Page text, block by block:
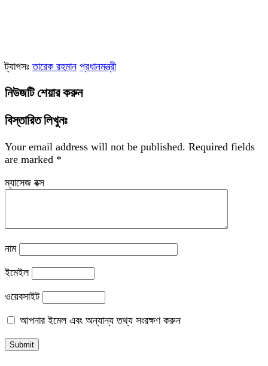
ট্যাগসঃতারেক রহমান প্রধানমন্ত্রী
নিউজটি শেয়ার করুন
বিস্তারিত লিখুনঃ
Your email address will not be published. Required fields
are marked *
ম্যাসেজ বক্স
নাম
ইমেইল
ওয়েবসাইট
আপনার ইমেল এবং অন্যান্য তথ্য সংরক্ষণ করুন